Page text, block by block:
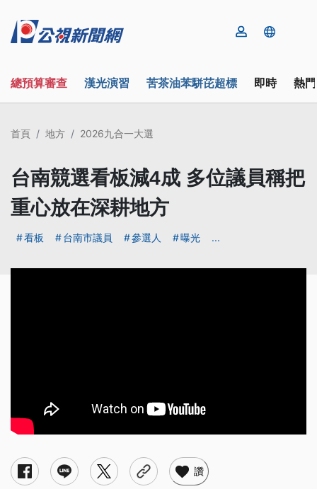
總預算審查 漢光演習 苦茶油苯駢芘超標 即時 熱
首頁 地方 2026九合一大選
台南競選看板減4成 多位議員稱把
重心放在深耕地方
看板 台南市議員 參選人 曝光 ...
讚